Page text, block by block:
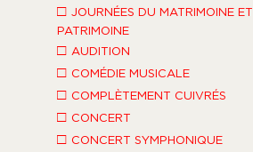
□ JOURNÉES DU MATRIMOINE ET
PATRIMOINE
□ AUDITION
□ COMÉDIE MUSICALE
□ COMPLÈTEMENT CUIVRÉS
□ CONCERT
□ CONCERT SYMPHONIQUE